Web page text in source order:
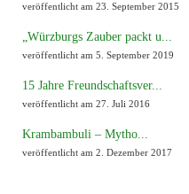
veröffentlicht am 23. September 2015
„Würzburgs Zauber packt u...
veröffentlicht am 5. September 2019
15 Jahre Freundschaftsver...
veröffentlicht am 27. Juli 2016
Krambambuli – Mytho...
veröffentlicht am 2. Dezember 2017